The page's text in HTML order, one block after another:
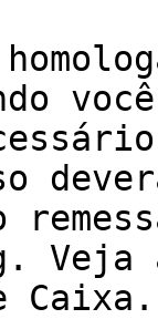
Veja
Caixa.